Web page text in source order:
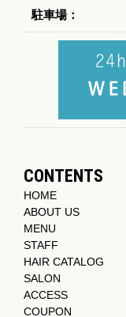
駐車場：
CONTENTS
HOME
ABOUT US
MENU
STAFF
HAIR CATALOG
SALON
ACCESS
COUPON